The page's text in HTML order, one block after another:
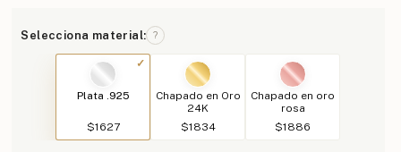
Selecciona material: ?
Plata .925
$1627
Chapado en Oro
24K
$1834
Chapado en oro
rosa
$1886